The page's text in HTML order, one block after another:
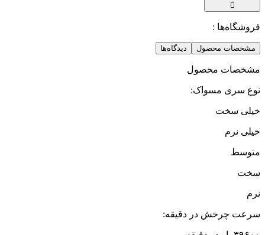
فروشگاه‌ها :
مشخصات محصول دیدگاه‌ها
مشخصات محصول
نوع سری مسواک:
خیلی سخت
خیلی نرم
متوسط
سخت
نرم
سرعت چرخش در دقیقه: